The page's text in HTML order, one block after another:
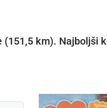
km). Najboljši